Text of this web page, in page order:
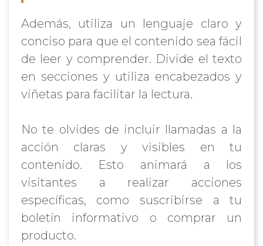
Además, utiliza un lenguaje claro y
conciso para que el contenido sea fácil
de leer y comprender. Divide el texto
en secciones y utiliza encabezados y
viñetas para facilitar la lectura.
No te olvides de incluir llamadas a la
acción claras y visibles en tu
contenido. Esto animará a los
visitantes a realizar acciones
específicas, como suscribirse a tu
boletín informativo o comprar un
producto.